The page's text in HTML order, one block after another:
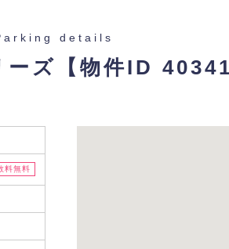
details
ズ 【物件ID
料無料